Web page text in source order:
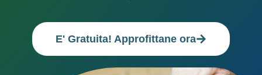
E' Gratuita! Approfittane ora